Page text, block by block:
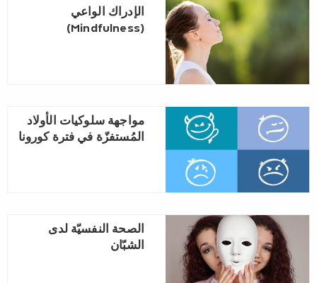
الإدراك الواعي
(Mindfulness)
مواجهة سلوكيات الأولاد
المُستفزّة في فترة كورونا
الصحة النفسيّة لدى
الشبّان